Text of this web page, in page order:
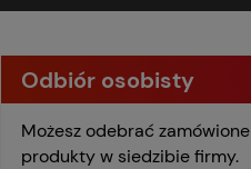
Odbiór osobisty
Możesz odebrać zamówione
produkty w siedzibie firmy.